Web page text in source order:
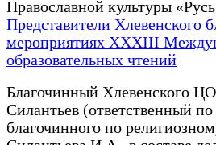
Православной культуры
Представители Хлевенского
мероприятиях XXXIII
образовательных чтений
Благочинный Хлевенского
Силантьев (ответственный
благочинного по